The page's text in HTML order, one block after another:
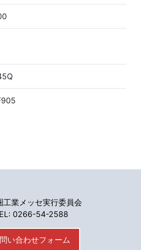
工業メッセ実行委員会
0266-54-2588
い合わせフォーム